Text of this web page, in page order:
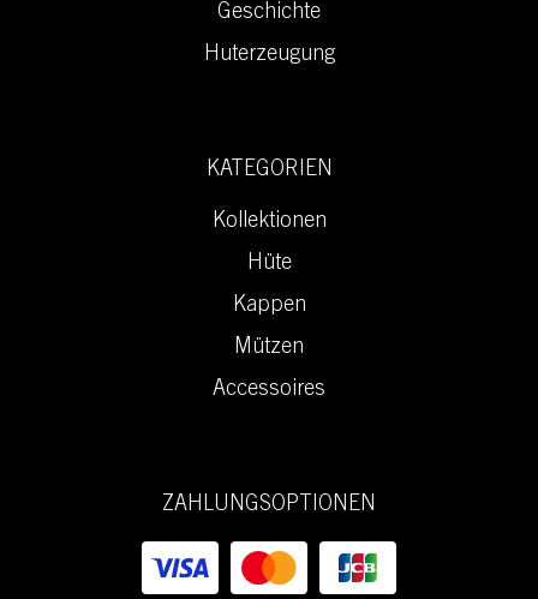
Geschichte
Huterzeugung
KATEGORIEN
Kollektionen
Hüte
Kappen
Mützen
Accessoires
ZAHLUNGSOPTIONEN